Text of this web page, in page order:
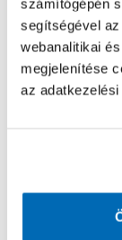
számítógépén
segítségével
webanalitikai
megjelenítése
az